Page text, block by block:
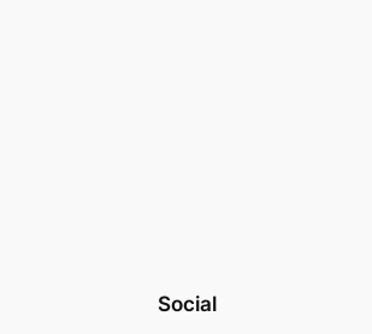
Social